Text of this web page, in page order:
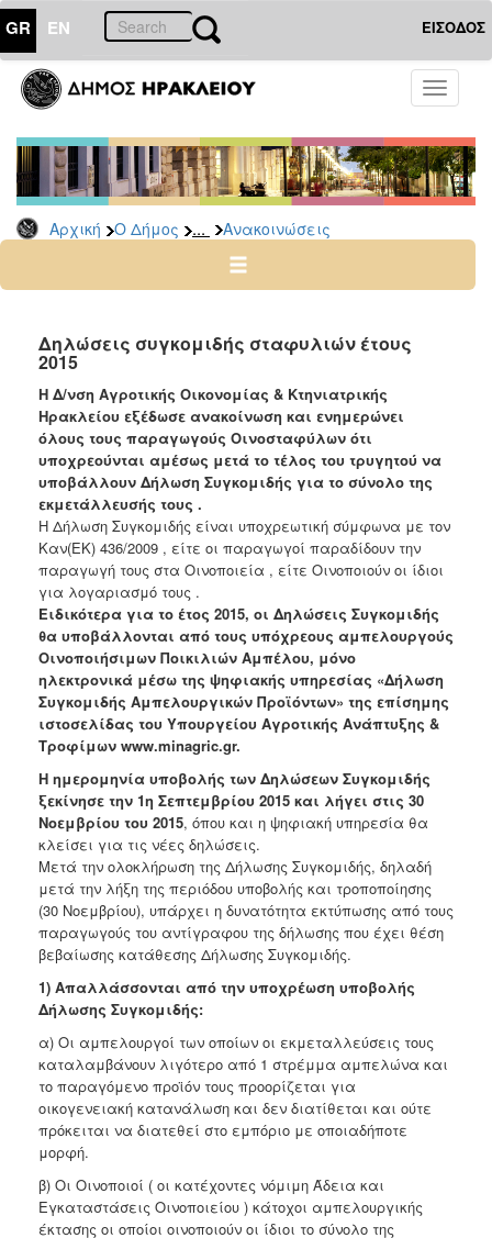
GR EN ΕΙΣΟΔΟΣ
Toggle
Αρχική Ο Δήμος ... Ανακοινώσεις
ΔΗΜΟΣ
Υπηρεσίες
&
Φορείς
Δημοτικές
Υπηρεσίες
Ηλεκτρονική
Διακυβέρνηση
Σχολικές
Επιτροπές
Αγροτική
Ανάπτυξη
Ανακοινώσεις
Προγράμματα
Προσχολική
Αγωγή
Κοιμητήρια
Κέντρο
Οικογένειας
ΤΟΠΟΣ
ΠΟΛΙΤΙΣΜΟΣ
ΑΝΘΕΚΤΙΚΗ
ΠΟΛΗ
Δηλώσεις συγκομιδής σταφυλιών έτους
2015
Η Δ/νση Αγροτικής Οικονομίας & Κτηνιατρικής
Ηρακλείου εξέδωσε ανακοίνωση και ενημερώνει
όλους τους παραγωγούς Οινοσταφύλων ότι
υποχρεούνται αμέσως μετά το τέλος του τρυγητού να
υποβάλλουν Δήλωση Συγκομιδής για το σύνολο της
εκμετάλλευσής τους .
Η Δήλωση Συγκομιδής είναι υποχρεωτική σύμφωνα με τον
Καν(ΕΚ) 436/2009 , είτε οι παραγωγοί παραδίδουν την
παραγωγή τους στα Οινοποιεία , είτε Οινοποιούν οι ίδιοι
για λογαριασμό τους .
Ειδικότερα για το έτος 2015, οι Δηλώσεις Συγκομιδής
θα υποβάλλονται από τους υπόχρεους αμπελουργούς
Οινοποιήσιμων Ποικιλιών Αμπέλου, μόνο
ηλεκτρονικά μέσω της ψηφιακής υπηρεσίας «Δήλωση
Συγκομιδής Αμπελουργικών Προϊόντων» της επίσημης
ιστοσελίδας του Υπουργείου Αγροτικής Ανάπτυξης &
Τροφίμων www.minagric.gr.
Η ημερομηνία υποβολής των Δηλώσεων Συγκομιδής
ξεκίνησε την 1η Σεπτεμβρίου 2015 και λήγει στις 30
Νοεμβρίου του 2015, όπου και η ψηφιακή υπηρεσία θα
κλείσει για τις νέες δηλώσεις.
Μετά την ολοκλήρωση της Δήλωσης Συγκομιδής, δηλαδή
μετά την λήξη της περιόδου υποβολής και τροποποίησης
(30 Νοεμβρίου), υπάρχει η δυνατότητα εκτύπωσης από τους
παραγωγούς του αντίγραφου της δήλωσης που έχει θέση
βεβαίωσης κατάθεσης Δήλωσης Συγκομιδής.
1) Απαλλάσσονται από την υποχρέωση υποβολής
Δήλωσης Συγκομιδής:
α) Οι αμπελουργοί των οποίων οι εκμεταλλεύσεις τους
καταλαμβάνουν λιγότερο από 1 στρέμμα αμπελώνα και
το παραγόμενο προϊόν τους προορίζεται για
οικογενειακή κατανάλωση και δεν διατίθεται και ούτε
πρόκειται να διατεθεί στο εμπόριο με οποιαδήποτε
μορφή.
β) Οι Οινοποιοί ( οι κατέχοντες νόμιμη Άδεια και
Εγκαταστάσεις Οινοποιείου ) κάτοχοι αμπελουργικής
έκτασης οι οποίοι οινοποιούν οι ίδιοι το σύνολο της